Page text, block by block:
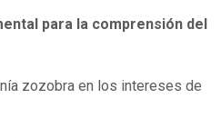
para la comprensión del
zozobra en los intereses de